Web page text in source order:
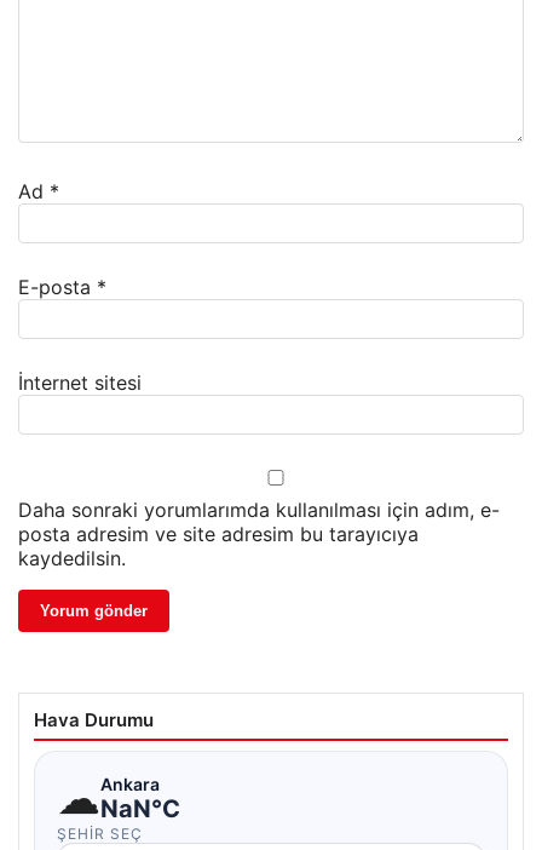
Ad *
E-posta *
İnternet sitesi
Daha sonraki yorumlarımda kullanılması için adım, e-
posta adresim ve site adresim bu tarayıcıya
kaydedilsin.
Hava Durumu
☁Ankara
NaN°C
ŞEHIR SEÇ